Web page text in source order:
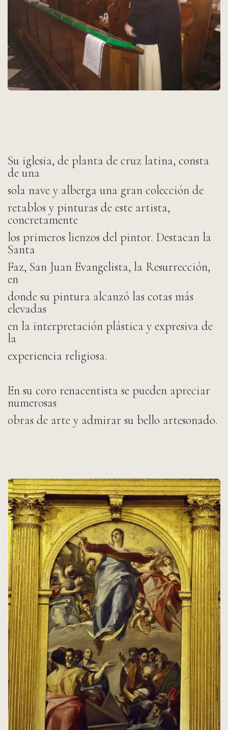
Su iglesia, de planta de cruz latina, consta
de una
sola nave y alberga una gran colección de
retablos y pinturas de este artista,
concretamente
los primeros lienzos del pintor. Destacan la
Santa
Faz, San Juan Evangelista, la Resurrección,
en
donde su pintura alcanzó las cotas más
elevadas
en la interpretación plástica y expresiva de
la
experiencia religiosa.
En su coro renacentista se pueden apreciar
numerosas
obras de arte y admirar su bello artesonado.